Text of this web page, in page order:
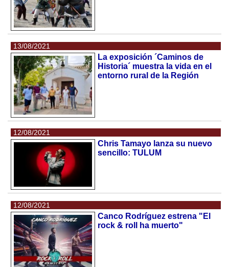
13/08/2021
La exposición ´Caminos de
Historia´ muestra la vida en el
entorno rural de la Región
12/08/2021
Chris Tamayo lanza su nuevo
sencillo: TULUM
12/08/2021
Canco Rodríguez estrena "El
rock & roll ha muerto"